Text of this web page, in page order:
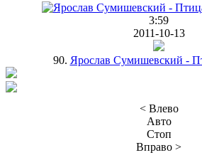
3:59
2011-10-13
90. Ярослав Сумишевский -
< Влево
Авто
Стоп
Вправо >